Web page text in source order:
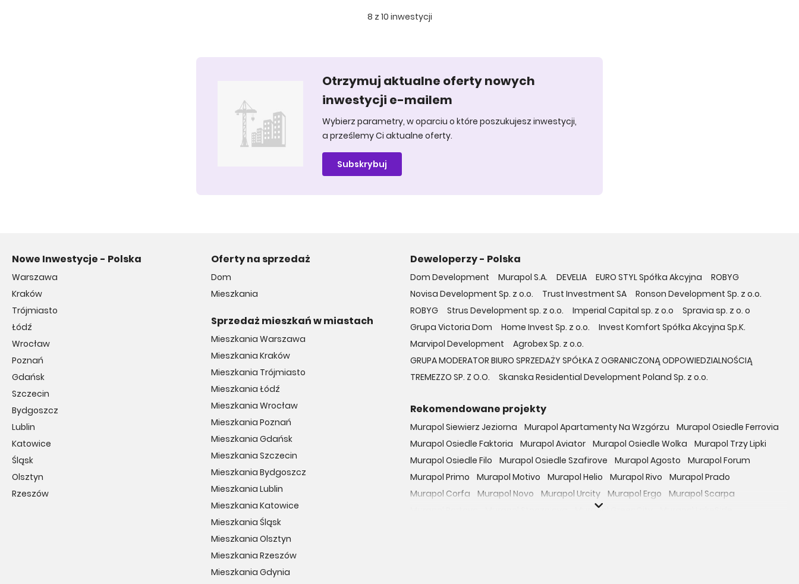
8 z 10 inwestycji
Otrzymuj aktualne oferty nowych
inwestycji e-mailem
Wybierz parametry, w oparciu o które poszukujesz inwestycji,
a prześlemy Ci aktualne oferty.
Subskrybuj
Nowe Inwestycje - Polska
Warszawa
Kraków
Trójmiasto
Łódź
Wrocław
Poznań
Gdańsk
Szczecin
Bydgoszcz
Lublin
Katowice
Śląsk
Olsztyn
Rzeszów
Oferty na sprzedaż
Dom
Mieszkania
Sprzedaż mieszkań w miastach
Mieszkania Warszawa
Mieszkania Kraków
Mieszkania Trójmiasto
Mieszkania Łódź
Mieszkania Wrocław
Mieszkania Poznań
Mieszkania Gdańsk
Mieszkania Szczecin
Mieszkania Bydgoszcz
Mieszkania Lublin
Mieszkania Katowice
Mieszkania Śląsk
Mieszkania Olsztyn
Mieszkania Rzeszów
Mieszkania Gdynia
Deweloperzy - Polska
Dom Development Murapol S.A. DEVELIA EURO STYL Spółka Akcyjna
ROBYG
Novisa Development Sp. z o.o.
Trust Investment SA
Ronson Development Sp. z o.o.
ROBYG
Strus Development sp. z o.o. Imperial Capital sp. z o.o
Spravia sp. z o. o
Grupa Victoria Dom
Home Invest Sp. z o.o.
Invest Komfort Spółka Akcyjna Sp.K.
Marvipol Development
Agrobex Sp. z o.o.
GRUPA MODERATOR BIURO SPRZEDAŻY SPÓŁKA Z OGRANICZONĄ ODPOWIEDZIALNOŚCIĄ
TREMEZZO SP. Z O.O.
Skanska Residential Development Poland Sp. z o.o.
Rekomendowane projekty
Murapol Siewierz Jeziorna Murapol Apartamenty Na Wzgórzu
Murapol Osiedle Ferrovia
Murapol Osiedle Faktoria
Murapol Aviator Murapol Osiedle Wolka
Murapol Trzy Lipki
Murapol Osiedle Filo
Murapol Osiedle Szafirove Murapol Agosto
Murapol Forum
Murapol Primo
Murapol Motivo Murapol Helio Murapol Rivo
Murapol Prado
Murapol Corfa
Murapol Novo Murapol Urcity Murapol Ergo
Murapol Scarpa
Murapol GreenCity